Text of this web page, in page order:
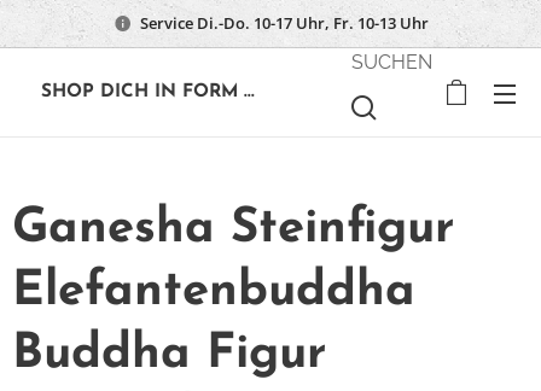
Service Di.-Do. 10-17 Uhr, Fr. 10-13 Uhr
SHOP DICH IN FORM ...
SUCHEN
Ganesha Steinfigur
Elefantenbuddha
Buddha Figur